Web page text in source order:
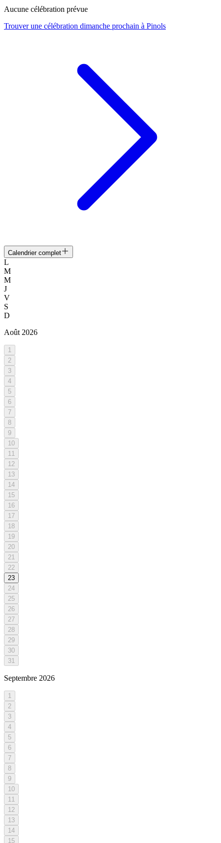
Aucune célébration prévue
Trouver une célébration dimanche prochain à Pinols
Calendrier complet
L
M
M
J
V
S
D
Août 2026
1
2
3
4
5
6
7
8
9
10
11
12
13
14
15
16
17
18
19
20
21
22
23
24
25
26
27
28
29
30
31
Septembre 2026
1
2
3
4
5
6
7
8
9
10
11
12
13
14
15